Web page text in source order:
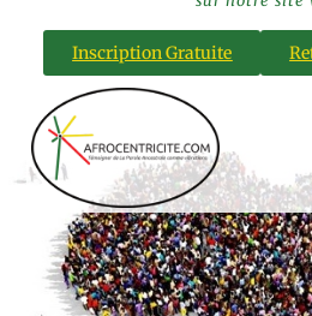
Inscription Gratuite